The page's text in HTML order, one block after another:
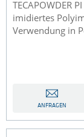
TECAPOWDER
imidiertes
Verwendung in
ANFRAGEN